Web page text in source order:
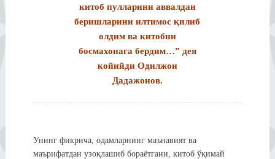
китоб пулларини аввалдан
беришларини илтимос қилиб
олдим ва китобни
босмахонага бердим…” дея
койийди Одилжон
Дадажонов.
Унинг фикрича, одамларнинг маънавият ва
маърифатдан узоқлашиб бораётгани, китоб ўқимай